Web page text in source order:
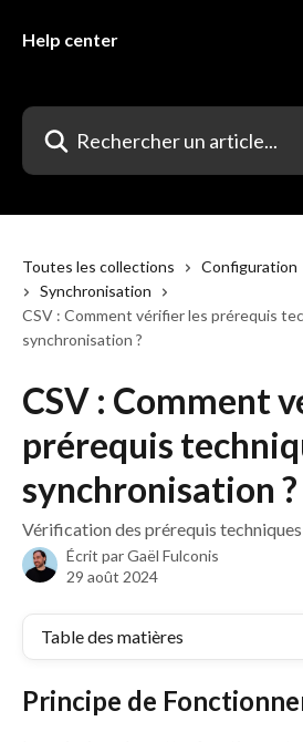
Help center
Rechercher un article...
Toutes les collections Configuration
Synchronisation
CSV : Comment vérifier les prérequis
synchronisation ?
CSV : Comment
prérequis
synchronisation ?
Vérification des prérequis
Écrit parGaël Fulconis
29 août 2024
Table des matières
Principe de